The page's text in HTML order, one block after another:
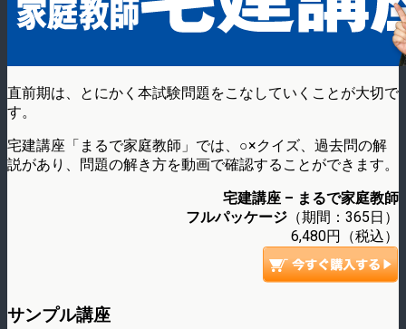
直前期は、とにかく本試験問題をこなしていくことが大切で
す。
宅建講座「まるで家庭教師」では、○×クイズ、過去問の解
説があり、問題の解き方を動画で確認することができます。
宅建講座 – まるで家庭教師
フルパッケージ （期間：365日）
6,480円（税込）
サンプル講座